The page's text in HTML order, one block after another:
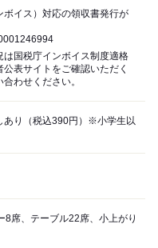
ボイス）対応の領収書発行が
国税庁インボイス制度適格
表サイトをご確認いただく
わせください。
あり（税込390円）※小学生以
8席、テーブル22席、小上がり